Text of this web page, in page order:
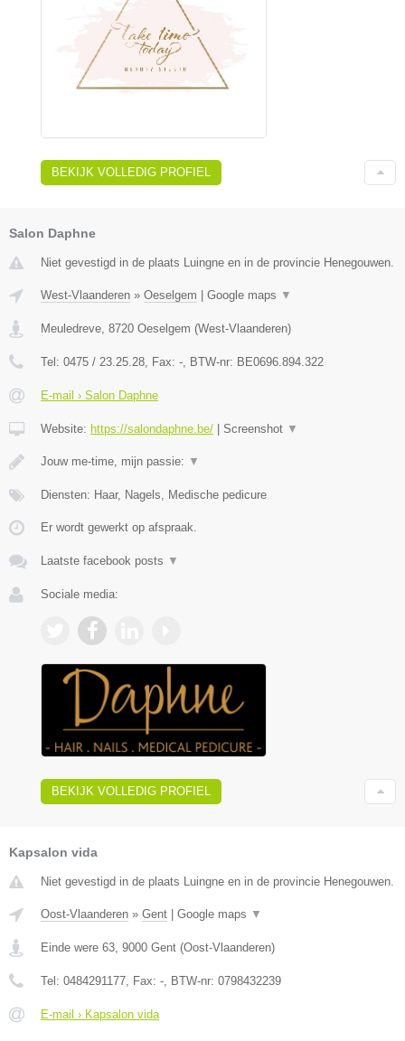
BEKIJK VOLLEDIG PROFIEL
Salon Daphne
Niet gevestigd in de plaats Luingne en in de provincie Henegouwen.
West-Vlaanderen » Oeselgem | Google maps ▼
Meuledreve 8720 Oeselgem (West-Vlaanderen)
Tel: 0475 / 23.25.28 , Fax: - , BTW-nr: BE0696.894.322
E-mail › Salon Daphne
Website: https://salondaphne.be/ | Screenshot ▼
Jouw me-time, mijn passie: ▼
Diensten: Haar, Nagels, Medische pedicure
Er wordt gewerkt op afspraak.
Laatste facebook posts ▼
Sociale media:
BEKIJK VOLLEDIG PROFIEL
Kapsalon vida
Niet gevestigd in de plaats Luingne en in de provincie Henegouwen.
Oost-Vlaanderen » Gent | Google maps ▼
Einde were 63 9000 Gent (Oost-Vlaanderen)
Tel: 0484291177 , Fax: - , BTW-nr: 0798432239
E-mail › Kapsalon vida